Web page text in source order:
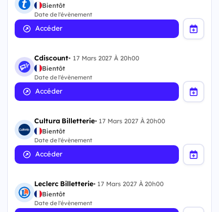
Bientôt
Date de l'évènement
Accéder
Cdiscount• 17 Mars 2027 À 20h00
Bientôt
Date de l'évènement
Accéder
Cultura Billetterie• 17 Mars 2027 À 20h00
Bientôt
Date de l'évènement
Accéder
Leclerc Billetterie• 17 Mars 2027 À 20h00
Bientôt
Date de l'évènement